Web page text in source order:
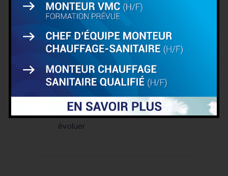
Nous t’offrons
✔ un cadre de travail agréable
dynamique
✔ une rémunération à la hauteur de
tes compétences
✔ des formations pour te faire
évoluer